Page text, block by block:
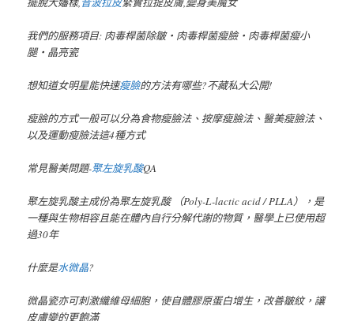
我們的服務項目: 肉毒桿菌除皺‧肉毒桿菌瘦臉‧肉毒桿菌瘦小
腿‧晶亮瓷
想知道女明星能快速瘦臉的方法有哪些?不藏私大公開!
瘦臉的方式一般可以分為食物瘦臉法、按摩瘦臉法、醫美瘦臉法、
以及運動瘦臉法這4種方式
常見醫美問題-聚左旋乳酸QA
聚左旋乳酸主成份為聚左旋乳酸 （Poly-L-lactic acid / PLLA），是
一種與生物相容且能在體內自行分解代謝的物質，醫學上已使用超
過30年
什麼是水微晶?
微晶瓷亦可刺激纖維母細胞，使自體膠原蛋白增生，改善皺紋，讓
皮膚變的更飽滿